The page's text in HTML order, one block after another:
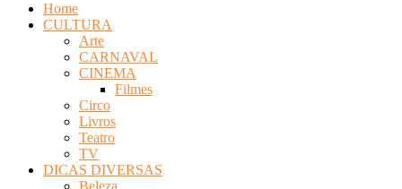
Home
CULTURA
Arte
CARNAVAL
CINEMA
Filmes
Circo
Livros
Teatro
TV
DICAS DIVERSAS